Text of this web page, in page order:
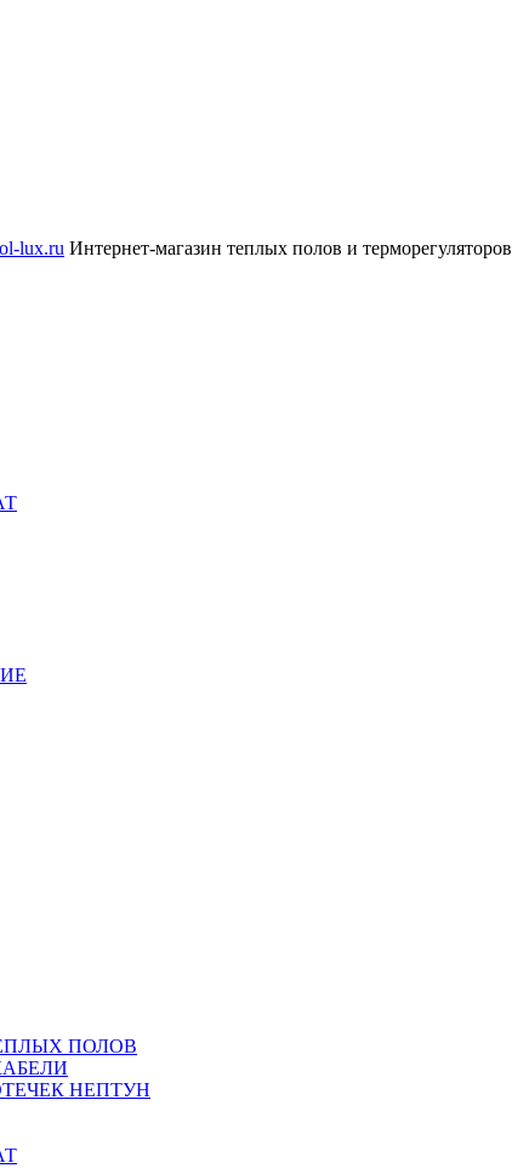
Интернет-магазин теплых полов и терморегуляторов
ПОЛОВ
НЕПТУН